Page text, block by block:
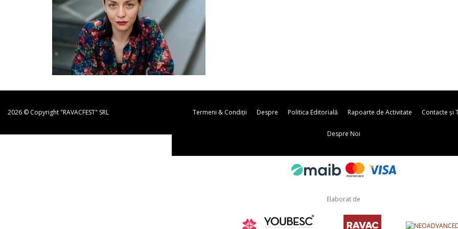
2026 © Copyright "RAVACFEST" SRL Termeni & Condiții Despre Politica Editorială Rapoarte de Activitate Contacte și
Despre Noi
Elaborat de